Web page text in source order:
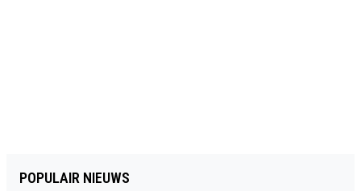
POPULAIR NIEUWS